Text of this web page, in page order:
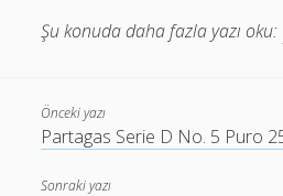
Şu konuda daha fazla yazı oku:
Önceki yazı
Partagas Serie D No. 5 Puro
Sonraki yazı